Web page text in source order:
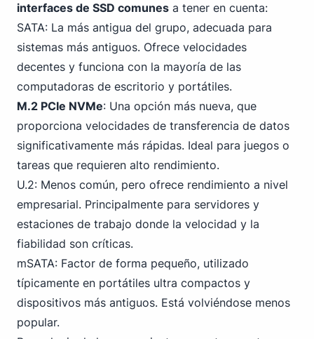
interfaces de SSD comunes a tener en cuenta:
SATA: La más antigua del grupo, adecuada para
sistemas más antiguos. Ofrece velocidades
decentes y funciona con la mayoría de las
computadoras de escritorio y portátiles.
M.2 PCIe NVMe: Una opción más nueva, que
proporciona velocidades de transferencia de datos
significativamente más rápidas. Ideal para juegos o
tareas que requieren alto rendimiento.
U.2: Menos común, pero ofrece rendimiento a nivel
empresarial. Principalmente para servidores y
estaciones de trabajo donde la velocidad y la
fiabilidad son críticas.
mSATA: Factor de forma pequeño, utilizado
típicamente en portátiles ultra compactos y
dispositivos más antiguos. Está volviéndose menos
popular.